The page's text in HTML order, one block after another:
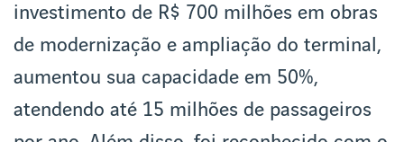
investimento de R$ 700 milhões em obras
de modernização e ampliação do terminal,
aumentou sua capacidade em 50%,
atendendo até 15 milhões de passageiros